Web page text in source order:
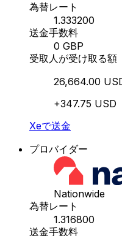
為替レート
1.333200
送金手数料
0 GBP
受取人が受け取る額
26,664.00
+347.75 USD
Xeで送金
プロバイダー
Nationwide
為替レート
1.316800
送金手数料